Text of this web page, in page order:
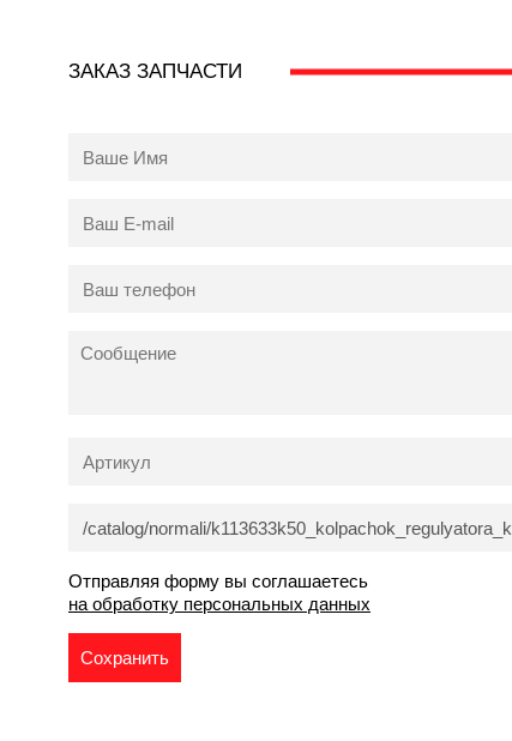
ЗАКАЗ ЗАПЧАСТИ
Отправляя форму вы соглашаетесь
на обработку персональных данных